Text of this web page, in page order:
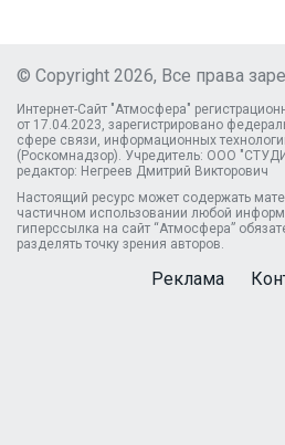
© Copyright 2026, Все права
Интернет-Сайт "Атмосфера"
от 17.04.2023, зарегистрировано
сфере связи, информационных
(Роскомнадзор). Учредитель: ООО
редактор: Негреев Дмитрий Викторович
Настоящий ресурс может содержать
частичном использовании любой
гиперссылка на сайт “Атмосфера”
разделять точку зрения авторов.
Реклама